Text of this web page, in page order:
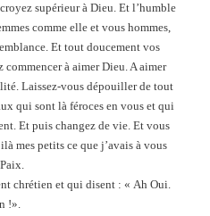
supérieur à Dieu. Et l’humble
comme elle et vous hommes,
Et tout doucement vos
à aimer Dieu. A aimer
Laissez-vous dépouiller de tout
qui sont là féroces en vous et qui
Et puis changez de vie. Et vous
mes petits ce que j’avais à vous
chrétien et qui disent : « Ah Oui.
!».